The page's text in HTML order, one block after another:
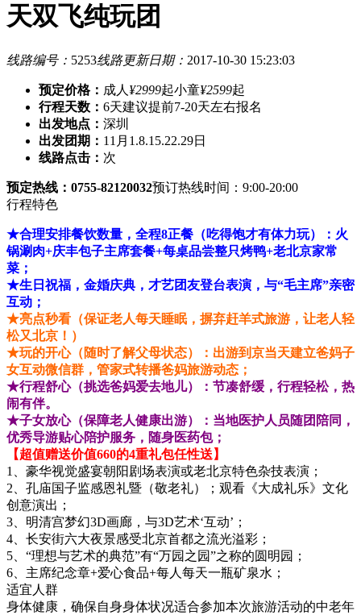
天双飞纯玩团
线路编号： 5253线路更新日期： 2017-10-30 15:23:03
预定价格： 成人 ¥2999起小童¥2599起
行程天数： 6天建议提前7-20天左右报名
出发地点： 深圳
出发团期： 11月1.8.15.22.29日
线路点击： 次
预定热线：0755-82120032预订热线时间：9:00-20:00
行程特色
★合理安排餐饮数量，全程8正餐（吃得饱才有体力玩）：火
锅涮肉+庆丰包子主席套餐+每桌品尝整只烤鸭+老北京家常
菜；
★生日祝福，金婚庆典，才艺团友登台表演，与“毛主席”亲密
互动；
★亮点秒看（保证老人每天睡眠，摒弃赶羊式旅游，让老人轻
松又北京！）
★玩的开心（随时了解父母状态）：出游到京当天建立爸妈子
女互动微信群，管家式转播爸妈旅游动态；
★行程舒心（挑选爸妈爱去地儿）：节凑舒缓，行程轻松，热
闹有伴。
★子女放心（保障老人健康出游）：当地医护人员随团陪同，
优秀导游贴心陪护服务，随身医药包；
【超值赠送价值660的4重礼包任性送】
1、豪华视觉盛宴朝阳剧场表演或老北京特色杂技表演；
2、孔庙国子监感恩礼暨（敬老礼）；观看《大成礼乐》文化
创意演出；
3、明清宫梦幻3D画廊，与3D艺术‘互动’；
4、长安街六大夜景感受北京首都之流光溢彩；
5、“理想与艺术的典范”有“万园之园”之称的圆明园；
6、主席纪念章+爱心食品+每人每天一瓶矿泉水；
适宜人群
身体健康，确保自身身体状况适合参加本次旅游活动的中老年